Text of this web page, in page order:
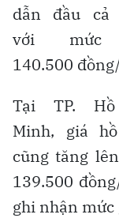
dẫn đầu cả
với mức
140.500
Tại TP.
Minh, giá
cũng tăng
139.500
ghi nhận